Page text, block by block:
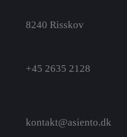
8240 Risskov
+45 2635 2128
kontakt@asiento.dk